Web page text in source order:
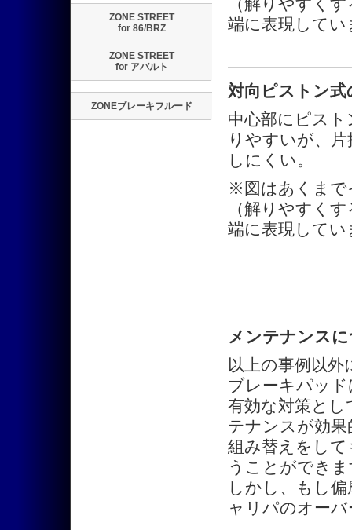
ZONE STREET
for 86/BRZ
ZONE STREET
for アバルト
ZONEブレーキフルード
端に表現してい
対向ピストン式
中心部にピス
りやすいが、
しにくい。
※図はあくまで
（解りやすく
端に表現してい
メンテナンス
以上の事例以
ブレーキパッ
有効な対策と
テナンスが効
組み替えをし
うことができ
しかし、もし
ャリパのオー